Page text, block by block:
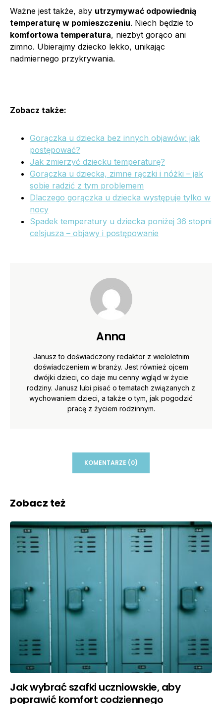
Ważne jest także, aby utrzymywać odpowiednią
temperaturę w pomieszczeniu. Niech będzie to
komfortowa temperatura, niezbyt gorąco ani
zimno. Ubierajmy dziecko lekko, unikając
nadmiernego przykrywania.
Zobacz także:
Gorączka u dziecka bez innych objawów: jak
postępować?
Jak zmierzyć dziecku temperaturę?
Gorączka u dziecka, zimne rączki i nóżki – jak
sobie radzić z tym problemem
Dlaczego gorączka u dziecka występuje tylko w
nocy
Spadek temperatury u dziecka poniżej 36 stopni
celsjusza – objawy i postępowanie
Anna
Janusz to doświadczony redaktor z wieloletnim
doświadczeniem w branży. Jest również ojcem
dwójki dzieci, co daje mu cenny wgląd w życie
rodziny. Janusz lubi pisać o tematach związanych z
wychowaniem dzieci, a także o tym, jak pogodzić
pracę z życiem rodzinnym.
KOMENTARZE (0)
Zobacz też
Jak wybrać szafki uczniowskie, aby
poprawić komfort codziennego